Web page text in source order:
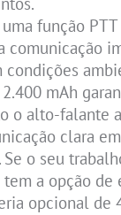
função
comunicação
mAh
o alto-falante
clara
Se o seu
a opção de
opcional de